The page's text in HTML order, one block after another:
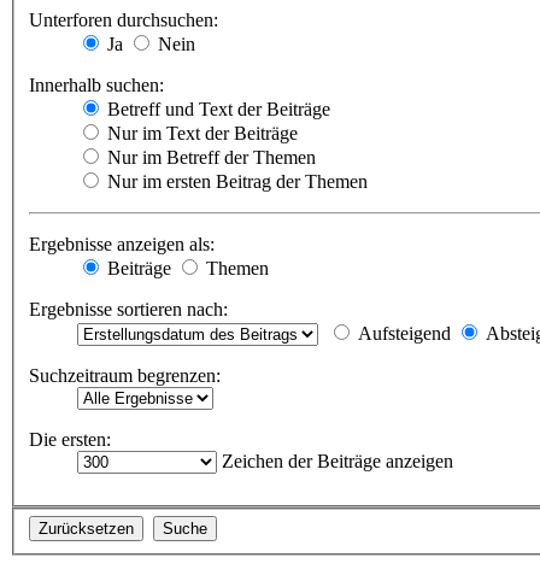
Unterforen durchsuchen:
Ja
Nein
Innerhalb suchen:
Betreff und Text der Beiträge
Nur im Text der Beiträge
Nur im Betreff der Themen
Nur im ersten Beitrag der Themen
Ergebnisse anzeigen als:
Beiträge
Themen
Ergebnisse sortieren nach:
Aufsteigend
Suchzeitraum begrenzen:
Die ersten:
Zeichen der Beiträge anzeigen